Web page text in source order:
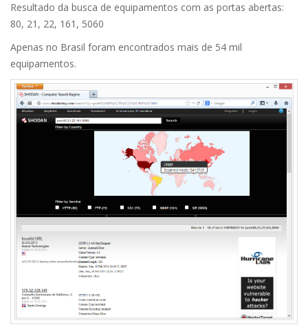
Resultado da busca de equipamentos com as portas abertas:
80, 21, 22, 161, 5060
Apenas no Brasil foram encontrados mais de 54 mil
equipamentos.